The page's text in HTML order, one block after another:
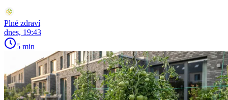
Plné zdraví
dnes, 19:43
5 min